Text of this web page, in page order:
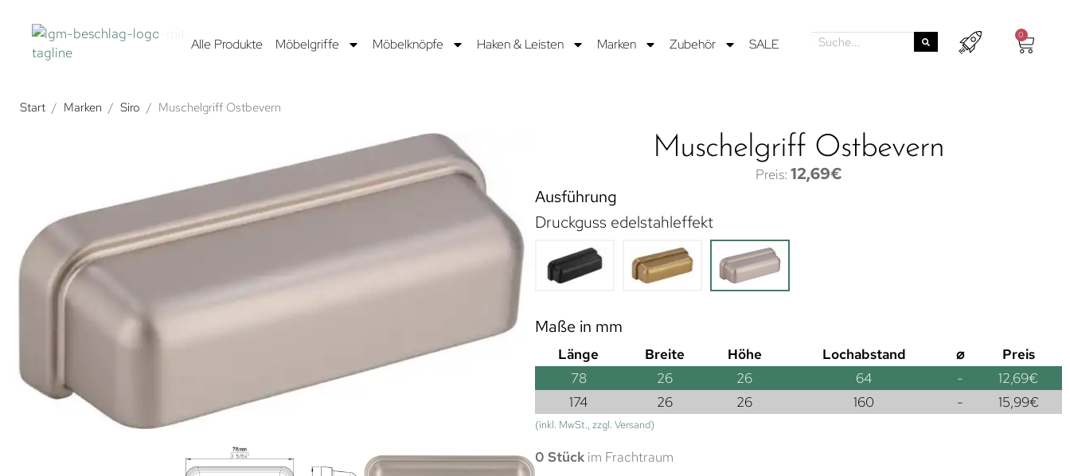
Alle Produkte Möbelgriffe Möbelknöpfe Haken & Leisten Marken Zubehör SALE
0
Start / Marken / Siro / Muschelgriff Ostbevern
Muschelgriff Ostbevern
12,69€
Ausführung
Druckguss edelstahleffekt
Maße in mm
Länge Breite Höhe Lochabstand ⌀
Preis
78
26 26 64 - 12,69€
174
26 26 160 - 15,99€
(inkl. MwSt., zzgl. Versand)
0 Stück im Frachtraum